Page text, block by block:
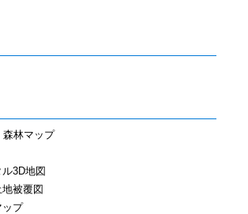
森林マップ
3D地図
被覆図
ップ